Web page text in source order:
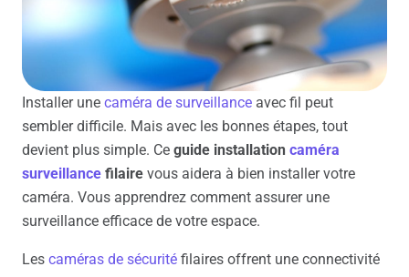
Installer une caméra de surveillance avec fil peut
sembler difficile. Mais avec les bonnes étapes, tout
devient plus simple. Ce guide installation caméra
surveillance filaire vous aidera à bien installer votre
caméra. Vous apprendrez comment assurer une
surveillance efficace de votre espace.
Les caméras de sécurité filaires offrent une connectivité